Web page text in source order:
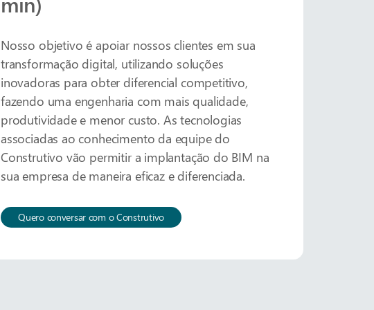
Nosso objetivo é apoiar nossos clientes em sua
transformação digital, utilizando soluções
inovadoras para obter diferencial competitivo,
fazendo uma engenharia com mais qualidade,
produtividade e menor custo. As tecnologias
associadas ao conhecimento da equipe do
Construtivo vão permitir a implantação do BIM na
sua empresa de maneira eficaz e diferenciada.
Quero conversar com o Construtivo